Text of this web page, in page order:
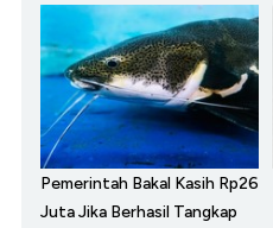
Pemerintah Bakal Kasih Rp26
Juta Jika Berhasil Tangkap